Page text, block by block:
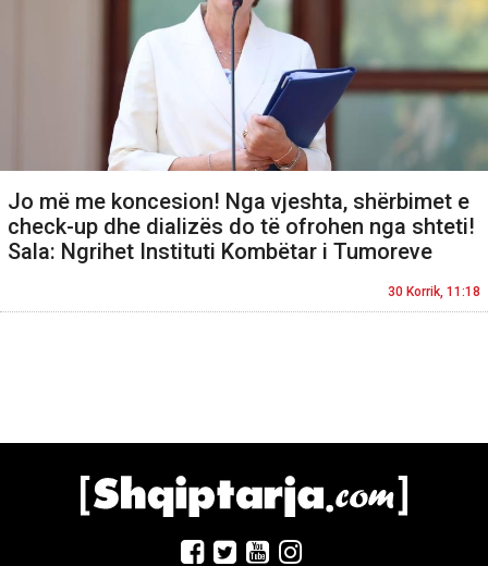
Jo më me koncesion! Nga vjeshta, shërbimet e
check-up dhe dializës do të ofrohen nga shteti!
Sala: Ngrihet Instituti Kombëtar i Tumoreve
30 Korrik, 11:18